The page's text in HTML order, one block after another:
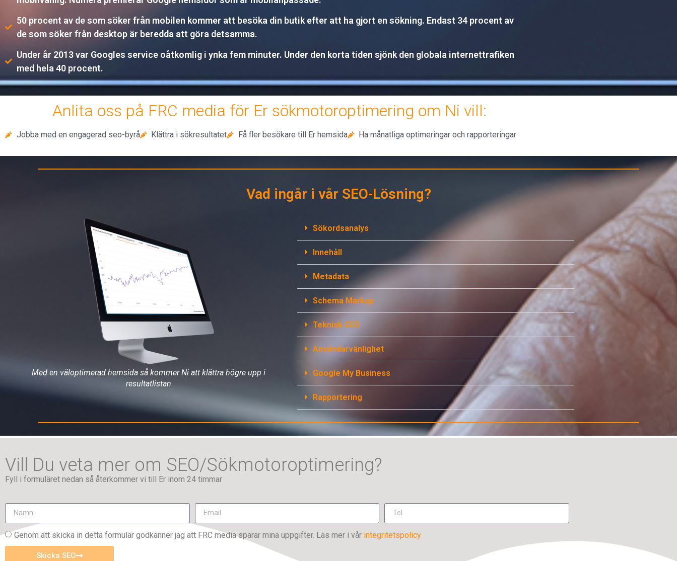
50 procent av de som söker från mobilen kommer att besöka din butik efter att ha gjort en sökning. Endast 34 procent av
de som söker från desktop är beredda att göra detsamma.
Under år 2013 var Googles service oåtkomlig i ynka fem minuter. Under den korta tiden sjönk den globala internettrafiken
med hela 40 procent.
Anlita oss på FRC media för Er sökmotoroptimering om Ni vill:
Jobba med en engagerad seo-byrå Klättra i sökresultatet Få fler besökare till Er hemsida Ha månatliga optimeringar och rapporteringar
Vad ingår i vår SEO-Lösning?
Med en väloptimerad hemsida så kommer Ni att klättra högre upp i
resultatlistan
Sökordsanalys
Innehåll
Metadata
Schema Markup
Teknisk SEO
Användarvänlighet
Google My Business
Rapportering
Vill Du veta mer om SEO/Sökmotoroptimering?
Fyll i formuläret nedan så återkommer vi till Er inom 24 timmar
Genom att skicka in detta formulär godkänner jag att FRC media sparar mina uppgifter. Läs mer i vår integritetspolicy
Skicka SEO